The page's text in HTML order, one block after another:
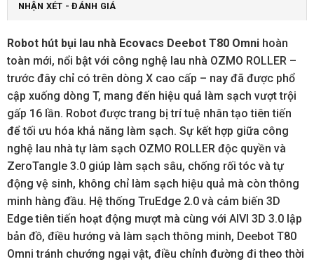
NHẬN XÉT - ĐÁNH GIÁ
Robot hút bụi lau nhà Ecovacs Deebot T80 Omni hoàn
toàn mới, nổi bật với công nghệ lau nhà OZMO ROLLER –
trước đây chỉ có trên dòng X cao cấp – nay đã được phổ
cập xuống dòng T, mang đến hiệu quả làm sạch vượt trội
gấp 16 lần. Robot được trang bị trí tuệ nhân tạo tiên tiến
để tối ưu hóa khả năng làm sạch. Sự kết hợp giữa công
nghệ lau nhà tự làm sạch OZMO ROLLER độc quyền và
ZeroTangle 3.0 giúp làm sạch sâu, chống rối tóc và tự
động vệ sinh, không chỉ làm sạch hiệu quả mà còn thông
minh hàng đầu. Hệ thống TruEdge 2.0 và cảm biến 3D
Edge tiên tiến hoạt động mượt mà cùng với AIVI 3D 3.0 lập
bản đồ, điều hướng và làm sạch thông minh, Deebot T80
Omni tránh chướng ngại vật, điều chỉnh đường đi theo thời